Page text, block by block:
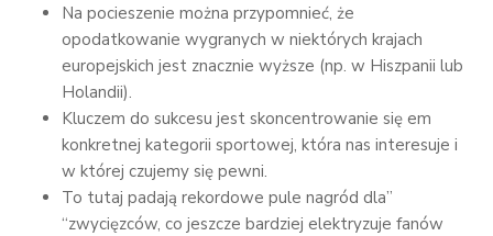
Na pocieszenie można przypomnieć, że
opodatkowanie wygranych w niektórych krajach
europejskich jest znacznie wyższe (np. w Hiszpanii lub
Holandii).
Kluczem do sukcesu jest skoncentrowanie się em
konkretnej kategorii sportowej, która nas interesuje i
w której czujemy się pewni.
To tutaj padają rekordowe pule nagród dla”
“zwycięzców, co jeszcze bardziej elektryzuje fanów